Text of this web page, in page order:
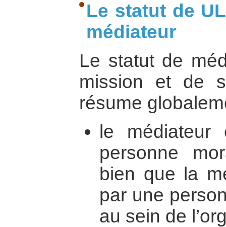
Le statut de
médiateur
Le statut de
mission et de
résume
le
personne
bien que la
par une
au sein de